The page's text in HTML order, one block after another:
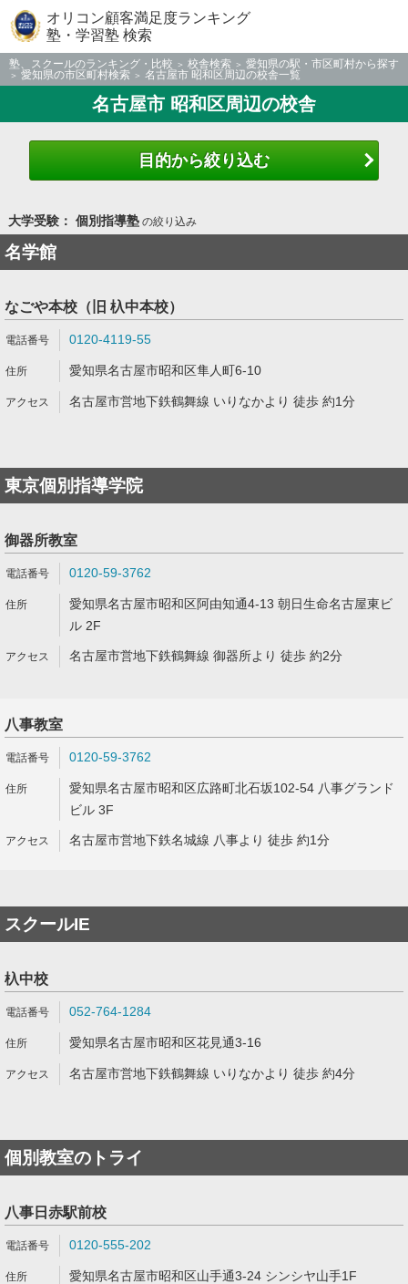
オリコン顧客満足度ランキング
塾・学習塾 検索
塾、スクールのランキング・比較 校舎検索
愛知県の駅・市区町村から探す
愛知県の市区町村検索
名古屋市 昭和区周辺の校舎一覧
名古屋市 昭和区周辺の校舎
目的から絞り込む
大学受験： 個別指導塾の絞り込み
名学館
なごや本校（旧 杁中本校）
0120-4119-55
愛知県名古屋市昭和区隼人町6-10
名古屋市営地下鉄鶴舞線 いりなかより 徒歩 約1分
東京個別指導学院
御器所教室
0120-59-3762
愛知県名古屋市昭和区阿由知通4-13 朝日生命名古屋東ビ
ル 2F
名古屋市営地下鉄鶴舞線 御器所より 徒歩 約2分
八事教室
0120-59-3762
愛知県名古屋市昭和区広路町北石坂102-54 八事グランド
ビル 3F
名古屋市営地下鉄名城線 八事より 徒歩 約1分
スクールIE
杁中校
052-764-1284
愛知県名古屋市昭和区花見通3-16
名古屋市営地下鉄鶴舞線 いりなかより 徒歩 約4分
個別教室のトライ
八事日赤駅前校
0120-555-202
愛知県名古屋市昭和区山手通3-24 シンシヤ山手1F